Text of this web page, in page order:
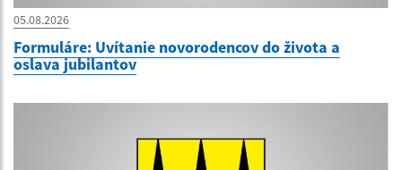
05.08.2026
Formuláre: Uvítanie novorodencov do života a
oslava jubilantov